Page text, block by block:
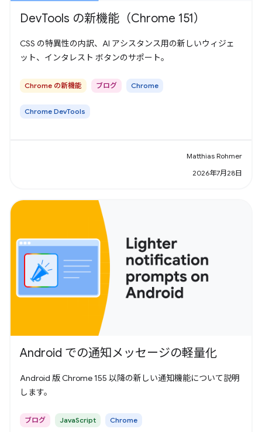
DevTools の新機能（Chrome 151）
CSS の特異性の内訳、AI アシスタンス用の新しいウィジェ
ット、インタレスト ボタンのサポート。
Chrome の新機能 ブログ Chrome
Chrome DevTools
Matthias Rohmer
2026年7月28日
Android での通知メッセージの軽量化
Android 版 Chrome 155 以降の新しい通知機能について説明
します。
ブログ JavaScript Chrome